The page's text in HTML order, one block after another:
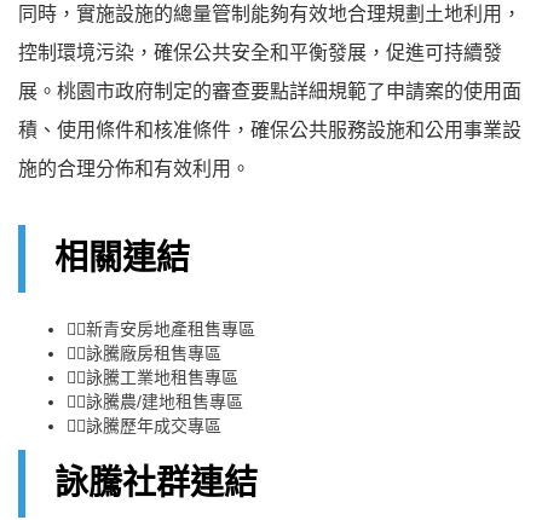
同時，實施設施的總量管制能夠有效地合理規劃土地利用，
控制環境污染，確保公共安全和平衡發展，促進可持續發
展。桃園市政府制定的審查要點詳細規範了申請案的使用面
積、使用條件和核准條件，確保公共服務設施和公用事業設
施的合理分佈和有效利用。
相關連結
👉🏻新青安房地產租售專區
👉🏻詠騰廠房租售專區
👉🏻詠騰工業地租售專區
👉🏻詠騰農/建地租售專區
👉🏻詠騰歷年成交專區
詠騰社群連結